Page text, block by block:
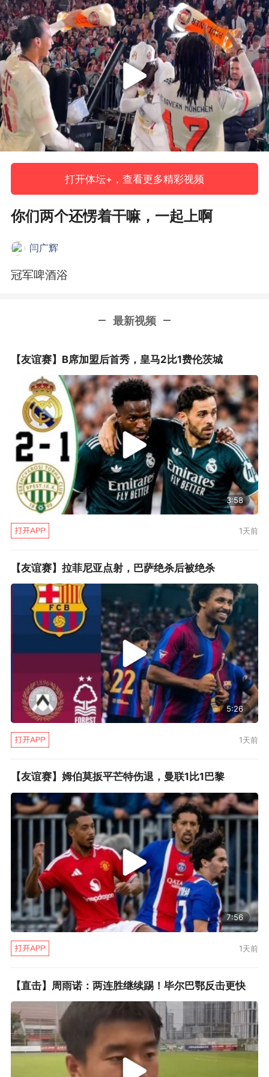
打开体坛+，查看更多精彩视频
你们两个还愣着干嘛，一起上啊
闫广辉
冠军啤酒浴
最新视频
【友谊赛】B席加盟后首秀，皇马2比1费伦茨城
3:58
1天前
【友谊赛】拉菲尼亚点射，巴萨绝杀后被绝杀
5:26
1天前
【友谊赛】姆伯莫扳平芒特伤退，曼联1比1巴黎
7:56
1天前
【直击】周雨诺：两连胜继续踢！毕尔巴鄂反击更快